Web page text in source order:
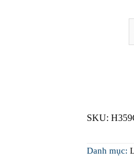
SKU:
Danh mục: